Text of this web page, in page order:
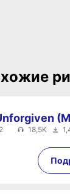
00:42
18,5K